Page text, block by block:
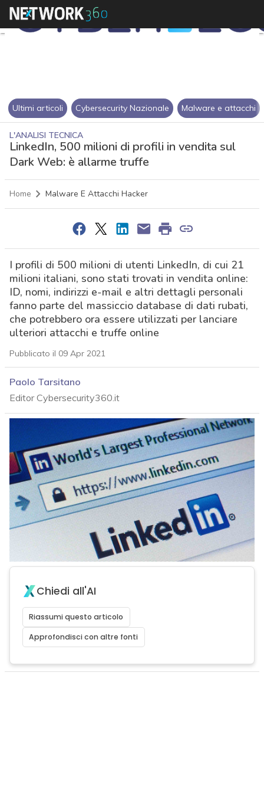
Ultimi articoli Cybersecurity Nazionale Malware e attacchi
L'ANALISI TECNICA
LinkedIn, 500 milioni di profili in vendita sul
Dark Web: è allarme truffe
Home Malware E Attacchi Hacker
I profili di 500 milioni di utenti LinkedIn, di cui 21
milioni italiani, sono stati trovati in vendita online:
ID, nomi, indirizzi e-mail e altri dettagli personali
fanno parte del massiccio database di dati rubati,
che potrebbero ora essere utilizzati per lanciare
ulteriori attacchi e truffe online
Pubblicato il 09 Apr 2021
Paolo Tarsitano
Editor Cybersecurity360.it
Chiedi all'AI
Riassumi questo articolo
Approfondisci con altre fonti